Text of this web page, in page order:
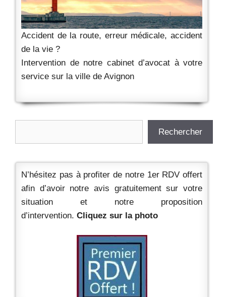
Accident de la route, erreur médicale, accident
de la vie ?
Intervention de notre cabinet d’avocat à votre
service sur la ville de Avignon
Rechercher
N’hésitez pas à profiter de notre 1er RDV offert
afin d’avoir notre avis gratuitement sur votre
situation et notre proposition
d’intervention. Cliquez sur la photo